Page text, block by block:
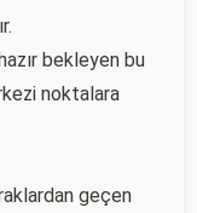
bekleyen bu
noktalara
geçen